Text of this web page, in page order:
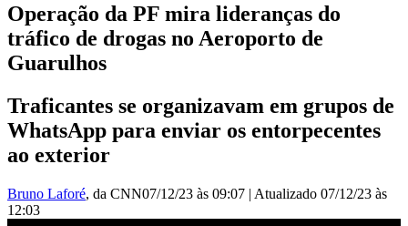
Operação da PF mira lideranças do
tráfico de drogas no Aeroporto de
Guarulhos
Traficantes se organizavam em grupos de
WhatsApp para enviar os entorpecentes
ao exterior
Bruno Laforé, da CNN07/12/23 às 09:07 | Atualizado 07/12/23 às
12:03